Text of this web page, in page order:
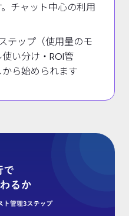
チャット中心の利用
テップ（使用量のモ
い分け・ROI管
ら始められます